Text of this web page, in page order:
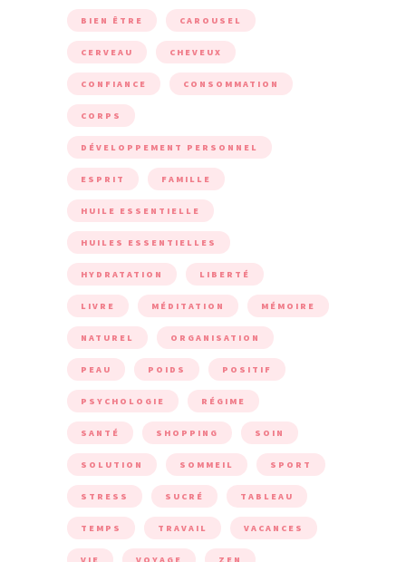
BIEN ÊTRE CAROUSEL
CERVEAU CHEVEUX
CONFIANCE CONSOMMATION
CORPS
DÉVELOPPEMENT PERSONNEL
ESPRIT FAMILLE
HUILE ESSENTIELLE
HUILES ESSENTIELLES
HYDRATATION LIBERTÉ
LIVRE MÉDITATION MÉMOIRE
NATUREL ORGANISATION
PEAU POIDS POSITIF
PSYCHOLOGIE RÉGIME
SANTÉ SHOPPING SOIN
SOLUTION SOMMEIL SPORT
STRESS SUCRÉ TABLEAU
TEMPS TRAVAIL VACANCES